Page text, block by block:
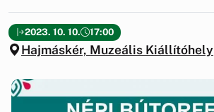
2023. 10. 10. 17:00
Hajmáskér, Muzeális Kiállítóhely